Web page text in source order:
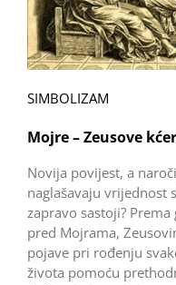
SIMBOLIZAM
Mojre – Zeusove
Novija povijest, a
naglašavaju vrijednost
zapravo sastoji?
pred Mojrama,
pojave pri rođenju
života pomoću